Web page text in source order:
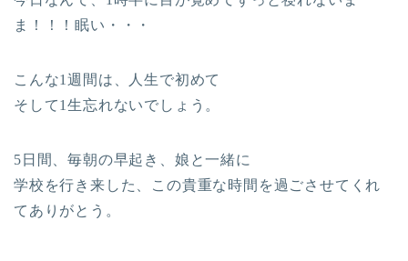
ま！！！眠い・・・
こんな1週間は、人生で初めて
そして1生忘れないでしょう。
5日間、毎朝の早起き、娘と一緒に
学校を行き来した、この貴重な時間を過ごさせてくれ
てありがとう。